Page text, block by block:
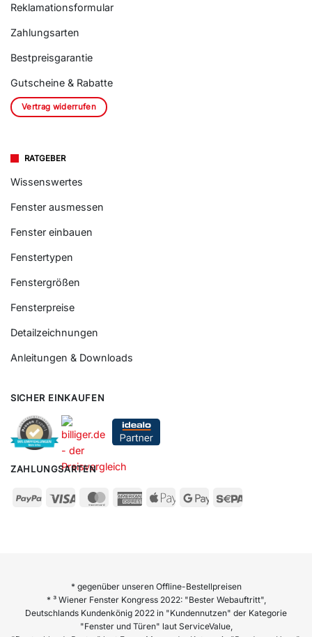
Reklamationsformular
Zahlungsarten
Bestpreisgarantie
Gutscheine & Rabatte
Vertrag widerrufen
RATGEBER
Wissenswertes
Fenster ausmessen
Fenster einbauen
Fenstertypen
Fenstergrößen
Fensterpreise
Detailzeichnungen
Anleitungen & Downloads
SICHER EINKAUFEN
ZAHLUNGSARTEN
* gegenüber unseren Offline-Bestellpreisen
* ³ Wiener Fenster Kongress 2022: "Bester Webauftritt",
Deutschlands Kundenkönig 2022 in "Kundennutzen" der Kategorie
"Fenster und Türen" laut ServiceValue,